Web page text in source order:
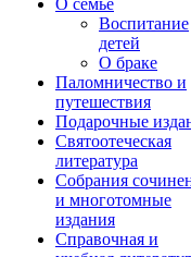
О семье
Воспитание
детей
О браке
Паломничество и
путешествия
Подарочные
Святоотеческая
литература
Собрания
и многотомные
издания
Справочная и